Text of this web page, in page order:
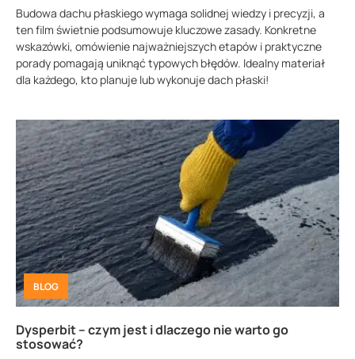
Budowa dachu płaskiego wymaga solidnej wiedzy i precyzji, a
ten film świetnie podsumowuje kluczowe zasady. Konkretne
wskazówki, omówienie najważniejszych etapów i praktyczne
porady pomagają uniknąć typowych błędów. Idealny materiał
dla każdego, kto planuje lub wykonuje dach płaski!
BLOG
Dysperbit – czym jest i dlaczego nie warto go
stosować?